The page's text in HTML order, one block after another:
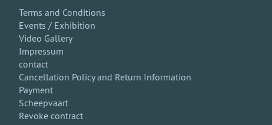
Terms and Conditions
Events / Exhibition
Video Gallery
Impressum
contact
Cancellation Policy and Return Information
Payment
Scheepvaart
Revoke contract